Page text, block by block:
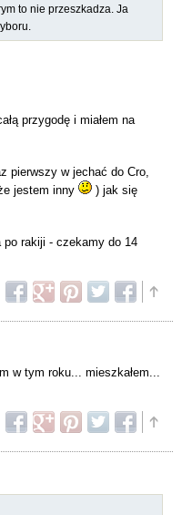
to nie przeszkadza. Ja
przygodę i miałem na
pierwszy w jechać do Cro,
jestem inny
) jak się
po rakiji - czekamy do 14
w tym roku... mieszkałem...